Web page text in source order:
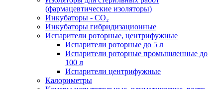
(фармацевтические изоляторы)
Инкубаторы - CO₂
Инкубаторы гибридизационные
Испарители роторные, центрифужные
Испарители роторные до 5 л
Испарители роторные промышленные до
100 л
Испарители центрифужные
Калориметры